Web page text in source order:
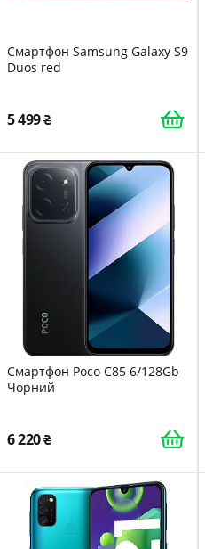
Смартфон Samsung Galaxy S9
Duos red
5 499
Смартфон Poco C85 6/128Gb
Чорний
6 220